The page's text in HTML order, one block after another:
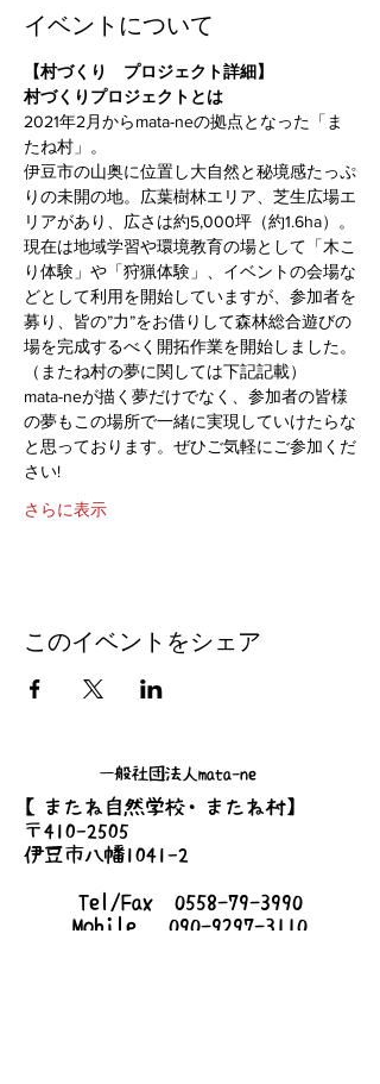
イベントについて
【村づくり　プロジェクト詳細】
村づくりプロジェクトとは
2021年2月からmata-neの拠点となった「ま
たね村」。
伊豆市の山奥に位置し大自然と秘境感たっぷ
りの未開の地。広葉樹林エリア、芝生広場エ
リアがあり、広さは約5,000坪（約1.6ha）。
現在は地域学習や環境教育の場として「木こ
り体験」や「狩猟体験」、イベントの会場な
どとして利用を開始していますが、参加者を
募り、皆の”力”をお借りして森林総合遊びの
場を完成するべく開拓作業を開始しました。
（またね村の夢に関しては下記記載）
mata-neが描く夢だけでなく、参加者の皆様
の夢もこの場所で一緒に実現していけたらな
と思っております。ぜひご気軽にご参加くだ
さい!
さらに表示
このイベントをシェア
一般社団法人mata-ne
【またね自然学校・またね村】
〒410-2505
伊豆市八幡1041-2
Tel/Fax0558-79-3990
Mobile 090-9297-3110